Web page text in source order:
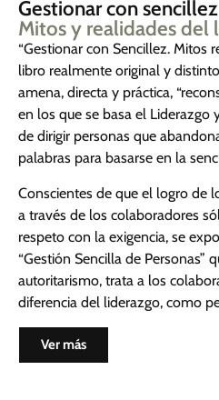
Gestionar con sencillez
Mitos y realidades del
“Gestionar con Sencillez. Mitos
libro realmente original y
amena, directa y práctica,
en los que se basa el
de dirigir personas que
palabras para basarse en la
Conscientes de que el logro de
a través de los colaboradores
respeto con la exigencia, se
“Gestión Sencilla de Personas”
autoritarismo, trata a los
diferencia del liderazgo, como
Ver más